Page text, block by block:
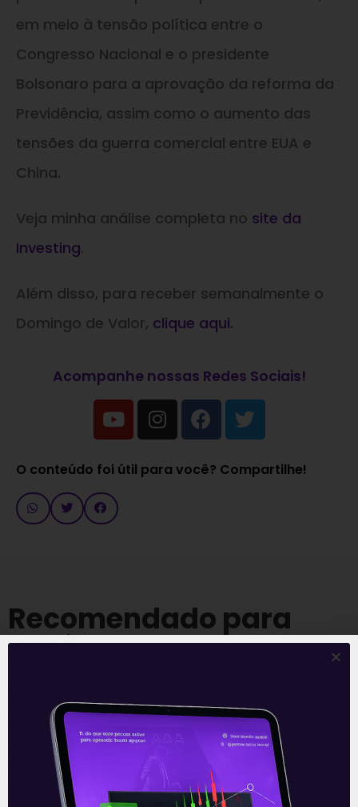
em meio à tensão política entre o
Congresso Nacional e o presidente
Bolsonaro para a aprovação da reforma da
Previdência, assim como o aumento das
tensões da guerra comercial entre EUA e
China.
Veja minha análise completa no site da
Investing.
Além disso, para receber semanalmente o
Domingo de Valor, clique aqui.
Acompanhe nossas Redes Sociais!
O conteúdo foi útil para você? Compartilhe!
Recomendado para
você
Ouvindo o que o Copom não
disse
A reunião do Comitê de Política Monetária